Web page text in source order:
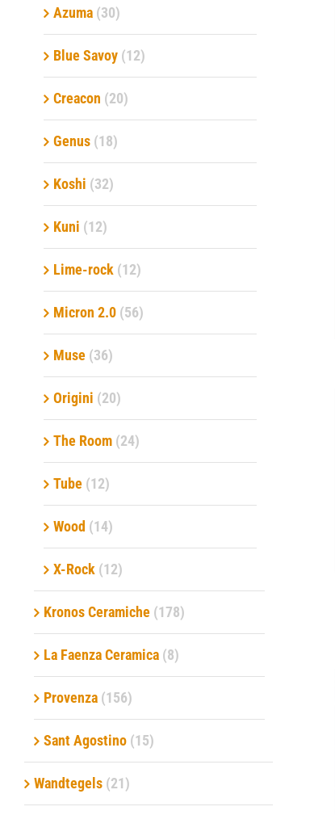
Azuma (30)
Blue Savoy (12)
Creacon (20)
Genus (18)
Koshi (32)
Kuni (12)
Lime-rock (12)
Micron 2.0 (56)
Muse (36)
Origini (20)
The Room (24)
Tube (12)
Wood (14)
X-Rock (12)
Kronos Ceramiche (178)
La Faenza Ceramica (8)
Provenza (156)
Sant Agostino (15)
Wandtegels (21)